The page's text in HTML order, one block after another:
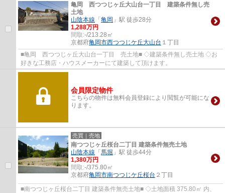
亀岡 西つつじヶ丘大山台一丁目 建築条件無し売
土地
山陰本線 「亀岡 」駅 徒歩28分
1,288万円
間取:-/213.28㎡
京都府亀岡市西つつじケ丘大山台 １丁目
■亀岡 西つつじヶ丘大山台一丁目 売土地■ ◇建築条件無し売土地 ◇お
好きな工務店・ハウスメーカーにて建築して頂けます。
会員限定物件
こちらの物件は無料会員登録により閲覧が可能にな
ります。
売買｜売地
南つつじヶ丘桜台二丁目 建築条件無売土地
山陰本線 「馬堀 」駅 徒歩44分
1,380万円
間取:-/375.80㎡
京都府亀岡市南つつじケ丘桜台 ２丁目
■南つつじヶ丘桜台二丁目 建築条件無売土地■ ◇土地面積 375.80㎡ 内、